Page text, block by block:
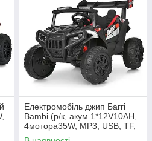
Електромобіль джип Баггі
Bambi (р/к, акум.1*12V10AH,
4мотора35W, MP3, USB, TF,
BLUETOOTH) M 6347EBLRS-